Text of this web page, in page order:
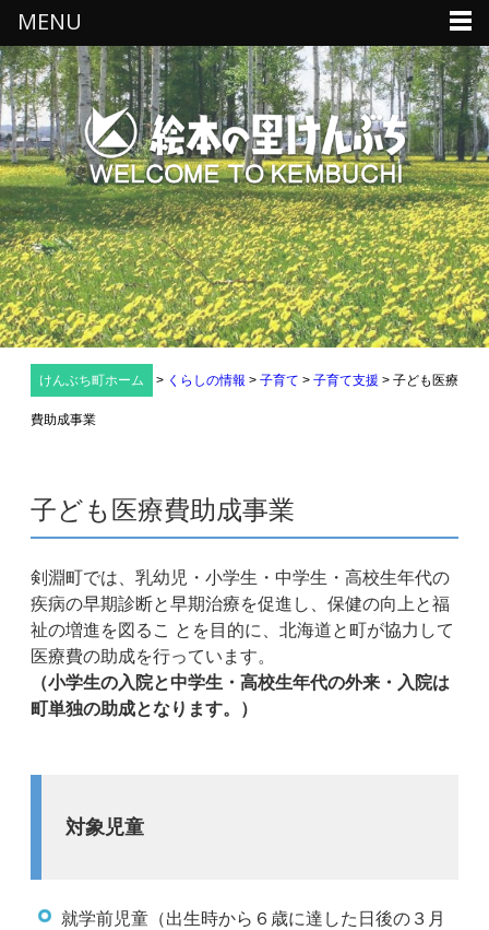
けんぶち町ホーム > くらしの情報 > 子育て > 子育て支援 > 子ども医療
費助成事業
子ども医療費助成事業
剣淵町では、乳幼児・小学生・中学生・高校生年代の
疾病の早期診断と早期治療を促進し、保健の向上と福
祉の増進を図るこ とを目的に、北海道と町が協力して
医療費の助成を行っています。
（小学生の入院と中学生・高校生年代の外来・入院は
町単独の助成となります。）
対象児童
就学前児童（出生時から６歳に達した日後の３月
MENU